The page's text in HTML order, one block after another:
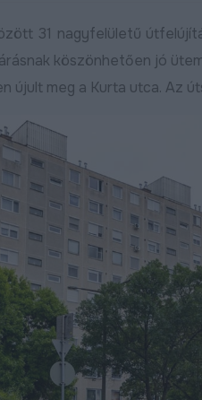
31 nagyfelületű
köszönhetően jó
újult meg a Kurta utca. Az
Barna utca
Bővebben
Új
déli